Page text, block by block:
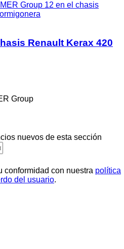
IMER Group 12 en el chasis
Renault Kerax 420
Group
nuevos de esta sección
conformidad con nuestra política
del usuario.